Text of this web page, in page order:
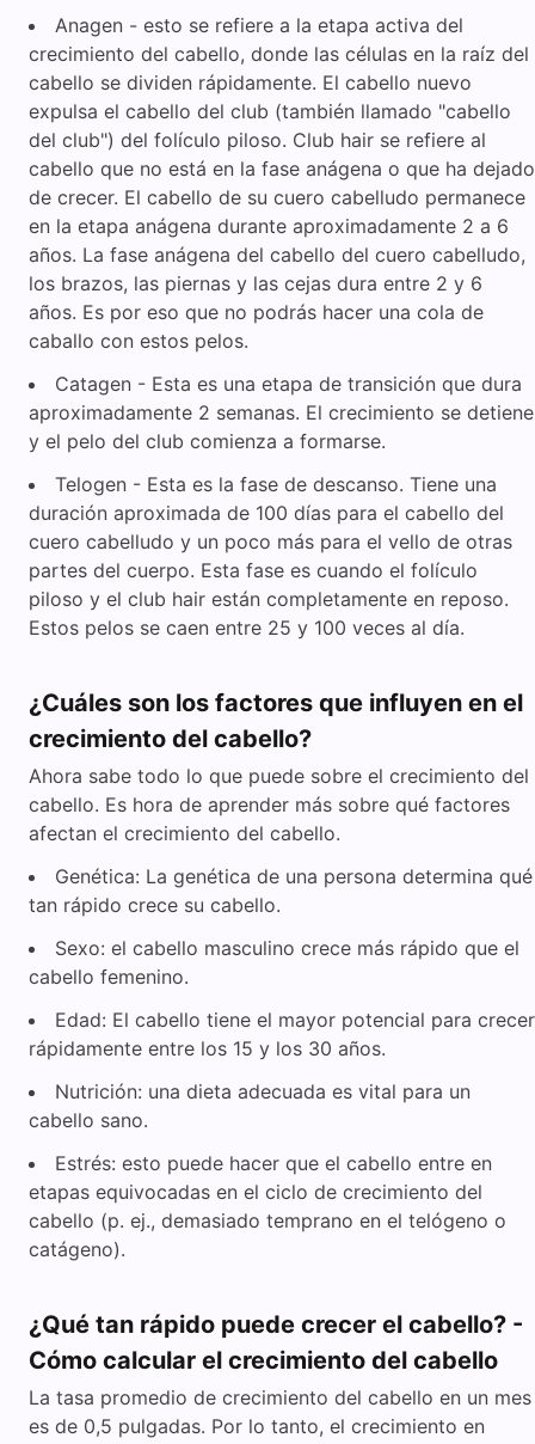
Anagen - esto se refiere a la etapa activa del
crecimiento del cabello, donde las células en la raíz del
cabello se dividen rápidamente. El cabello nuevo
expulsa el cabello del club (también llamado "cabello
del club") del folículo piloso. Club hair se refiere al
cabello que no está en la fase anágena o que ha dejado
de crecer. El cabello de su cuero cabelludo permanece
en la etapa anágena durante aproximadamente 2 a 6
años. La fase anágena del cabello del cuero cabelludo,
los brazos, las piernas y las cejas dura entre 2 y 6
años. Es por eso que no podrás hacer una cola de
caballo con estos pelos.
Catagen - Esta es una etapa de transición que dura
aproximadamente 2 semanas. El crecimiento se detiene
y el pelo del club comienza a formarse.
Telogen - Esta es la fase de descanso. Tiene una
duración aproximada de 100 días para el cabello del
cuero cabelludo y un poco más para el vello de otras
partes del cuerpo. Esta fase es cuando el folículo
piloso y el club hair están completamente en reposo.
Estos pelos se caen entre 25 y 100 veces al día.
¿Cuáles son los factores que influyen en el
crecimiento del cabello?
Ahora sabe todo lo que puede sobre el crecimiento del
cabello. Es hora de aprender más sobre qué factores
afectan el crecimiento del cabello.
Genética: La genética de una persona determina qué
tan rápido crece su cabello.
Sexo: el cabello masculino crece más rápido que el
cabello femenino.
Edad: El cabello tiene el mayor potencial para crecer
rápidamente entre los 15 y los 30 años.
Nutrición: una dieta adecuada es vital para un
cabello sano.
Estrés: esto puede hacer que el cabello entre en
etapas equivocadas en el ciclo de crecimiento del
cabello (p. ej., demasiado temprano en el telógeno o
catágeno).
¿Qué tan rápido puede crecer el cabello? -
Cómo calcular el crecimiento del cabello
La tasa promedio de crecimiento del cabello en un mes
es de 0,5 pulgadas. Por lo tanto, el crecimiento en